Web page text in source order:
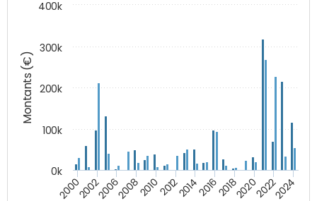
Montants (€)
200020022006200820102012201420162018202020222024
0k
100k
200k
300k
400k